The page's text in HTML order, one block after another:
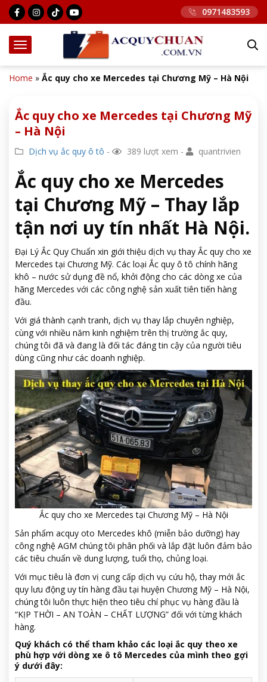
0971483593
Home » Ắc quy cho xe Mercedes tại Chương Mỹ – Hà Nội
Ắc quy cho xe Mercedes tại Chương Mỹ
– Hà Nội
Dịch vụ ắc quy ô tô - 389 lượt xem - quantrivien
Ắc quy cho xe Mercedes
tại Chương Mỹ – Thay lắp
tận nơi uy tín nhất Hà Nội.
Đại Lý Ắc Quy Chuẩn xin giới thiệu dịch vụ thay Ắc quy cho xe
Mercedes tại Chương Mỹ. Các loại Ắc quy ô tô chính hãng
khô – nước sử dụng đề nổ, khởi động cho các dòng xe của
hãng Mercedes với các công nghệ sản xuất tiên tiến hàng
đầu.
Với giá thành cạnh tranh, dịch vụ thay lắp chuyên nghiệp,
cùng với nhiều năm kinh nghiệm trên thị trường ắc quy,
chúng tôi đã và đang là đối tác đáng tin cậy của người tiêu
dùng cũng như các doanh nghiệp.
Ắc quy cho xe Mercedes tại Chương Mỹ – Hà Nội
Sản phẩm acquy oto Mercedes khô (miễn bảo dưỡng) hay
công nghệ AGM chúng tôi phân phối và lắp đặt luôn đảm bảo
các tiêu chuẩn về dung lượng, tuổi thọ, chủng loại.
Với mục tiêu là đơn vị cung cấp dịch vụ cứu hộ, thay mới ắc
quy lưu động uy tín hàng đầu tại huyện Chương Mỹ – Hà Nội,
chúng tôi luôn thực hiện theo tiêu chí phục vụ hàng đầu là
“KỊP THỜI – AN TOÀN – CHẤT LƯỢNG” đối với từng khách
hàng.
Quý khách có thể tham khảo các loại ắc quy theo xe
phù hợp với dòng xe ô tô Mercedes của mình theo gợi
ý dưới đây: